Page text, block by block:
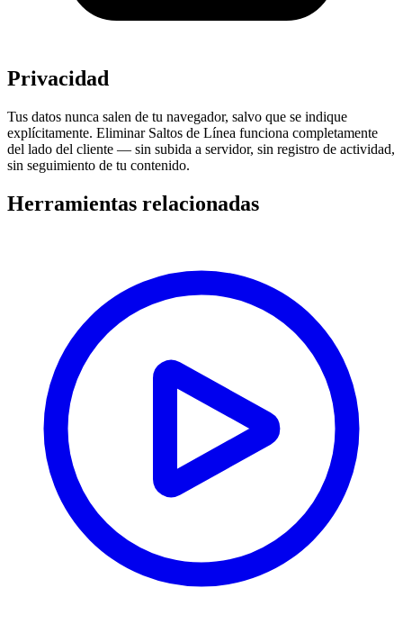
Privacidad
Tus datos nunca salen de tu navegador, salvo que se indique
explícitamente. Eliminar Saltos de Línea funciona completamente
del lado del cliente — sin subida a servidor, sin registro de actividad,
sin seguimiento de tu contenido.
Herramientas relacionadas